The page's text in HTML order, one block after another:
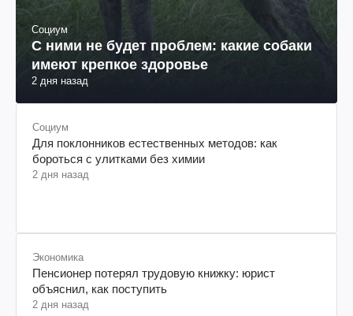
Социум
С ними не будет проблем: какие собаки
имеют крепкое здоровье
2 дня назад
Социум
Для поклонников естественных методов: как
бороться с улитками без химии
2 дня назад
Экономика
Пенсионер потерял трудовую книжку: юрист
объяснил, как поступить
2 дня назад